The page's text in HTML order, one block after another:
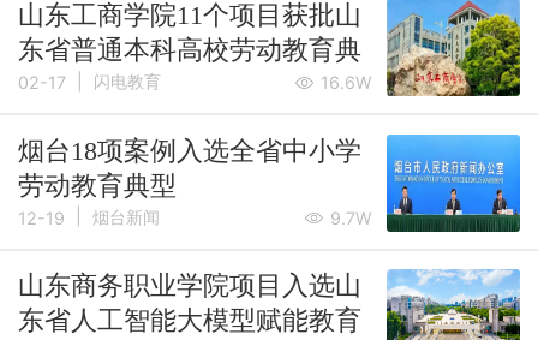
山东工商学院11个项目获批山
东省普通本科高校劳动教育典
型课程教学设计、教学案例和
02-17 闪电教育 16.6W
烟台18项案例入选全省中小学
劳动教育典型
12-19 烟台新闻 9.7W
山东商务职业学院项目入选山
东省人工智能大模型赋能教育